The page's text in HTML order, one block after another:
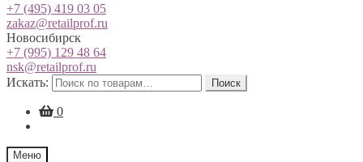
+7 (495) 419 03 05
zakaz@retailprof.ru
Новосибирск
+7 (995) 129 48 64
nsk@retailprof.ru
Искать:
Поиск
0
Меню